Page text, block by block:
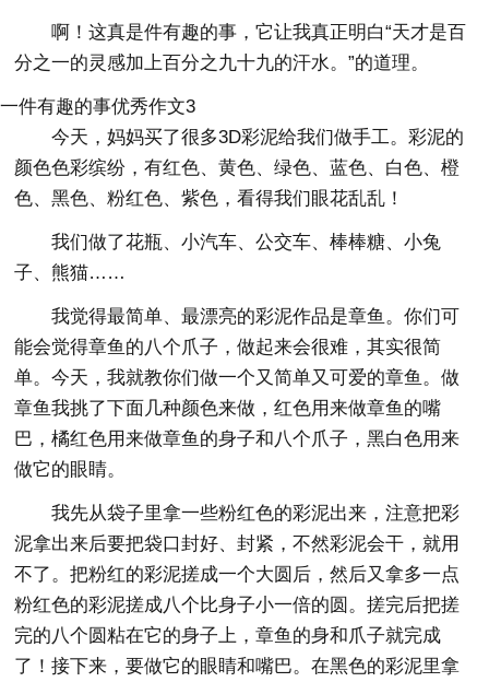
啊！这真是件有趣的事，它让我真正明白“天才是百
分之一的灵感加上百分之九十九的汗水。”的道理。
一件有趣的事优秀作文3
今天，妈妈买了很多3D彩泥给我们做手工。彩泥的
颜色色彩缤纷，有红色、黄色、绿色、蓝色、白色、橙
色、黑色、粉红色、紫色，看得我们眼花乱乱！
我们做了花瓶、小汽车、公交车、棒棒糖、小兔
子、熊猫……
我觉得最简单、最漂亮的彩泥作品是章鱼。你们可
能会觉得章鱼的八个爪子，做起来会很难，其实很简
单。今天，我就教你们做一个又简单又可爱的章鱼。做
章鱼我挑了下面几种颜色来做，红色用来做章鱼的嘴
巴，橘红色用来做章鱼的身子和八个爪子，黑白色用来
做它的眼睛。
我先从袋子里拿一些粉红色的彩泥出来，注意把彩
泥拿出来后要把袋口封好、封紧，不然彩泥会干，就用
不了。把粉红的彩泥搓成一个大圆后，然后又拿多一点
粉红色的彩泥搓成八个比身子小一倍的圆。搓完后把搓
完的八个圆粘在它的身子上，章鱼的身和爪子就完成
了！接下来，要做它的眼睛和嘴巴。在黑色的彩泥里拿